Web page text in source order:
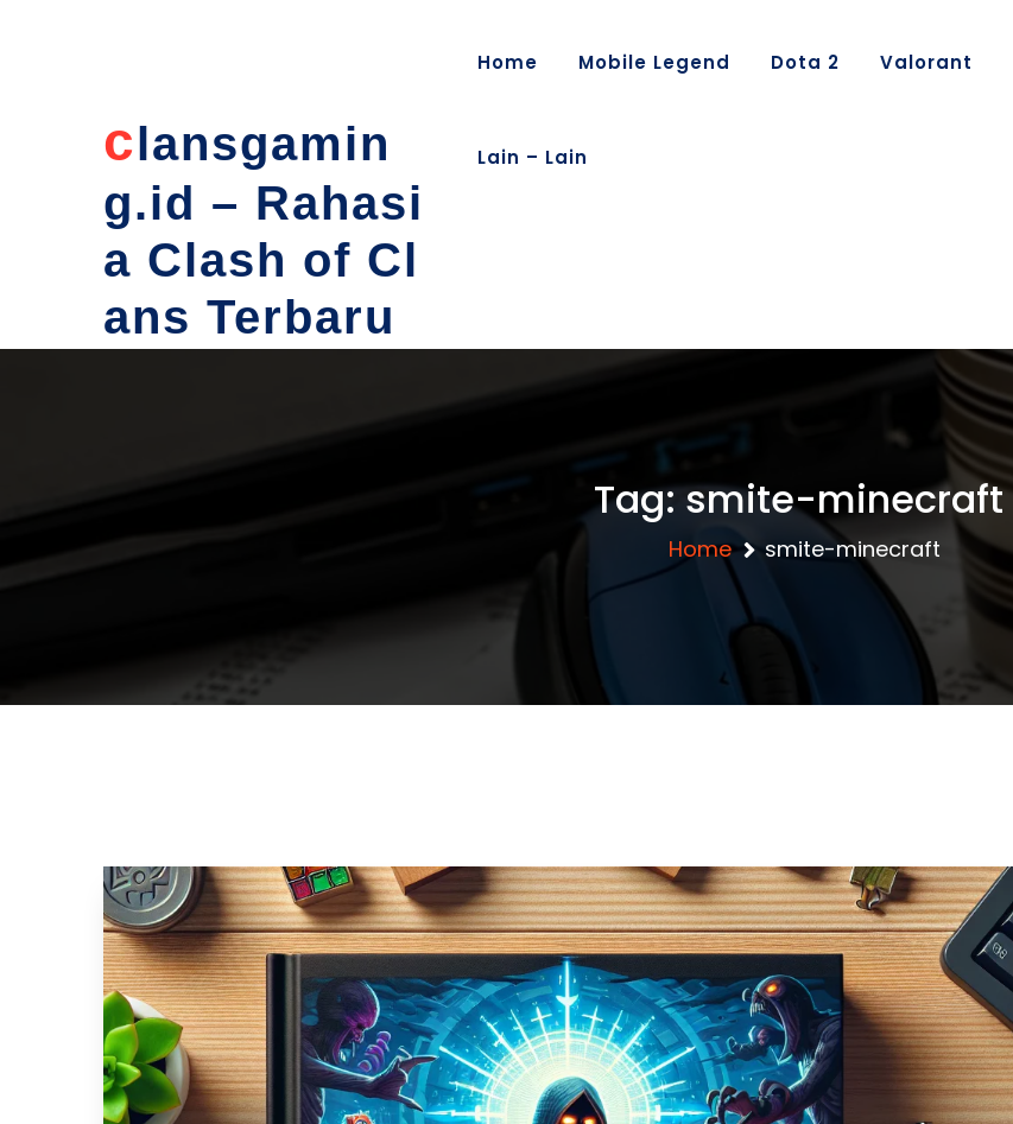
clansgamin
g.id – Rahasi
a Clash of Cl
ans Terbaru
Home Mobile Legend Dota 2 Valorant
Lain – Lain
Tag:smite-minecraft
Home smite-minecraft